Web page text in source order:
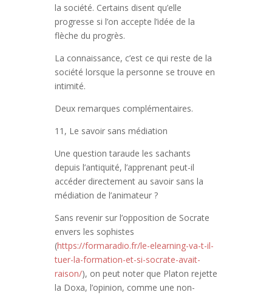
la société. Certains disent qu’elle
progresse si l’on accepte l’idée de la
flèche du progrès.
La connaissance, c’est ce qui reste de la
société lorsque la personne se trouve en
intimité.
Deux remarques complémentaires.
11, Le savoir sans médiation
Une question taraude les sachants
depuis l’antiquité, l’apprenant peut-il
accéder directement au savoir sans la
médiation de l’animateur ?
Sans revenir sur l’opposition de Socrate
envers les sophistes
(https://formaradio.fr/le-elearning-va-t-il-
tuer-la-formation-et-si-socrate-avait-
raison/), on peut noter que Platon rejette
la Doxa, l’opinion, comme une non-